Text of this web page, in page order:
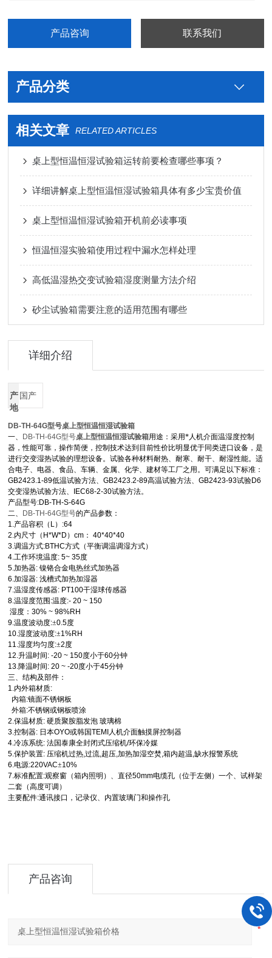
产品咨询 联系我们
产品分类
相关文章 RELATED ARTICLES
桌上型恒温恒湿试验箱运转前要检查哪些事项？
详细讲解桌上型恒温恒湿试验箱具体有多少宝贵价值
桌上型恒温恒湿试验箱开机前必读事项
恒温恒湿实验箱使用过程中漏水怎样处理
高低温湿热交变试验箱湿度测量方法介绍
砂尘试验箱需要注意的适用范围有哪些
详细介绍
产
地
国产
DB-TH-64G型号桌上型恒温恒湿试验箱
一、
DB-TH-64G型号桌上型恒温恒湿试验箱用途：采用*人机介面温湿度控制
器，性能可靠，操作简便，控制技术达到目前性价比明显优于同类进口设备，是
进行交变湿热试验的理想设备。试验各种材料耐热、耐寒、耐干、耐湿性能。适
合电子、电器、食品、车辆、金属、化学、建材等工厂之用。可满足以下标准：
GB2423.1-89低温试验方法、GB2423.2-89高温试验方法、GB2423-93试验D6
交变湿热试验方法、
IEC68-2-30试验方法。
产品型号:DB-TH-S-64G
二、
DB-TH-64G型号的产品参数：
1.产品容积（ L） :64
2.内尺寸（ H*W*D ）cm ：
40*40*40
3.调温方式:BTHC方式（平衡调温调湿方式）
4.工作环境温度: 5~ 35度
5.加热器:镍铬合金电热丝式加热器
6.加湿器:浅槽式加热加湿器
7.温湿度传感器: PT100干湿球传感器
8.温湿度范围 :温度:- 20 ~ 150
湿度：30% ~ 98%RH
9.温度波动度:±0.5度
10.湿度波动度:±1%RH
11.湿度均匀度:±2度
12.升温时间: -20 ~ 150度小于60分钟
13.降温时间: 20 ~ -20度小于45分钟
三、结构及部件：
1.内外箱材质:
内箱:镜面不锈钢板
外箱:不锈钢或钢板喷涂
2.保温材质:硬质聚胺脂发泡 玻璃棉
3.控制器: 日本OYO或韩国TEMI 人机介面触摸屏控制器
4.冷冻系统:法国泰康全封闭式压缩机/环保冷媒
5.保护装置: 压缩机过热,过流,超压,加热加湿空焚,箱内超温,缺水报警系统
6.电源:220VAC±10%
7.标准配置:观察窗（箱内照明）、直径50mm电缆孔（位于左侧）一个、试样架
二套（高度可调）
主要配件:通讯接口，记录仪、内置玻璃门和操作孔
产品咨询